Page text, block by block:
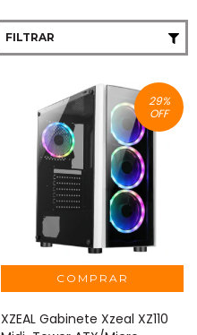
FILTRAR
29%
OFF
XZEAL Gabinete Xzeal XZ110